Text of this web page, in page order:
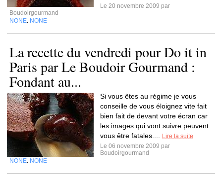
Le 20 novembre 2009 par
Boudoirgourmand
NONE NONE
La recette du vendredi pour Do it in
Paris par Le Boudoir Gourmand :
Fondant au...
Si vous êtes au régime je vous
conseille de vous éloignez vite fait
bien fait de devant votre écran car
les images qui vont suivre peuvent
vous être fatales....
Lire la suite
Le 06 novembre 2009 par
Boudoirgourmand
NONE NONE